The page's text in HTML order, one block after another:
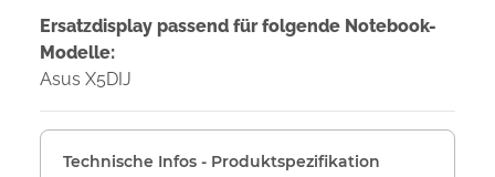
Ersatzdisplay passend für folgende Notebook-
Modelle:
Asus X5DIJ
Technische Infos - Produktspezifikation